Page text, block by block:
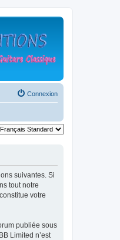
Connexion
suivantes. Si
tout notre
votre
publiée sous
Limited n’est